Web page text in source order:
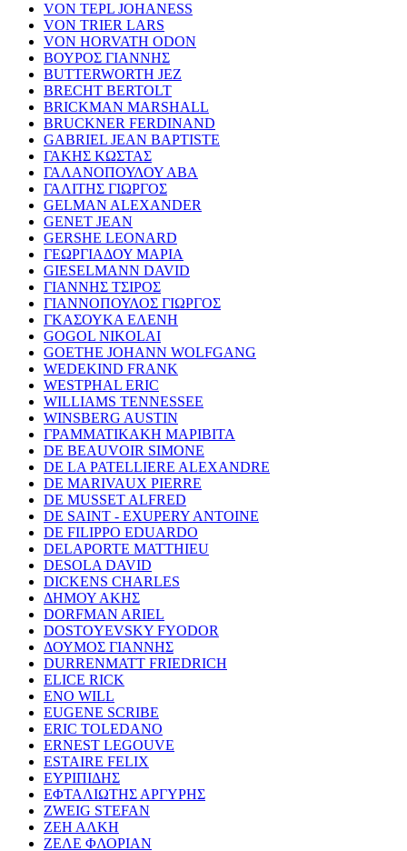
VON TEPL JOHANESS
VON TRIER LARS
VON HORVATH ODON
ΒΟΥΡΟΣ ΓΙΑΝΝΗΣ
BUTTERWORTH JEZ
BRECHT BERTOLT
BRICKMAN MARSHALL
BRUCKNER FERDINAND
GABRIEL JEAN BAPTISTE
ΓΑΚΗΣ ΚΩΣΤΑΣ
ΓΑΛΑΝΟΠΟΥΛΟΥ ΑΒΑ
ΓΑΛΙΤΗΣ ΓΙΩΡΓΟΣ
GELMAN ALEXANDER
GENET JEAN
GERSHE LEONARD
ΓΕΩΡΓΙΑΔΟΥ ΜΑΡΙΑ
GIESELMANN DAVID
ΓΙΑΝΝΗΣ ΤΣΙΡΟΣ
ΓΙΑΝΝΟΠΟΥΛΟΣ ΓΙΩΡΓΟΣ
ΓΚΑΣΟΥΚΑ ΕΛΕΝΗ
GOGOL NIKOLAI
GOETHE JOHANN WOLFGANG
WEDEKIND FRANK
WESTPHAL ERIC
WILLIAMS TENNESSEE
WINSBERG AUSTIN
ΓΡΑΜΜΑΤΙΚΑΚΗ ΜΑΡΙΒΙΤΑ
DE BEAUVOIR SIMONE
DE LA PATELLIERE ALEXANDRE
DE MARIVAUX PIERRE
DE MUSSET ALFRED
DE SAINT - EXUPERY ANTOINE
DE FILIPPO EDUARDO
DELAPORTE MATTHIEU
DESOLA DAVID
DICKENS CHARLES
ΔΗΜΟΥ ΑΚΗΣ
DORFMAN ARIEL
DOSTOYEVSKY FYODOR
ΔΟΥΜΟΣ ΓΙΑΝΝΗΣ
DURRENMATT FRIEDRICH
ELICE RICK
ENO WILL
EUGENE SCRIBE
ERIC TOLEDANO
ERNEST LEGOUVE
ESTAIRE FELIX
ΕΥΡΙΠΙΔΗΣ
ΕΦΤΑΛΙΩΤΗΣ ΑΡΓΥΡΗΣ
ZWEIG STEFAN
ΖΕΗ ΑΛΚΗ
ΖΕΛΕ ΦΛΟΡΙΑΝ